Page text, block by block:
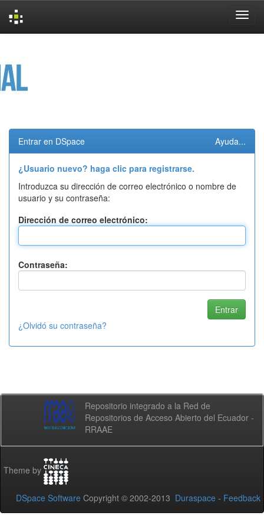
Entrar en DSpace Ayuda...
¿Usuario nuevo? haga clic para registrarse.
Introduzca su dirección de correo electrónico o nombre de
usuario y su contraseña:
Dirección de correo electrónico:
Contraseña:
¿Olvidó su contraseña?
Repositorio integrado a la Red de
Repositorios de Acceso Abierto del Ecuador -
RRAAE
Theme by
DSpace Software Copyright © 2002-2013 Duraspace - Feedback